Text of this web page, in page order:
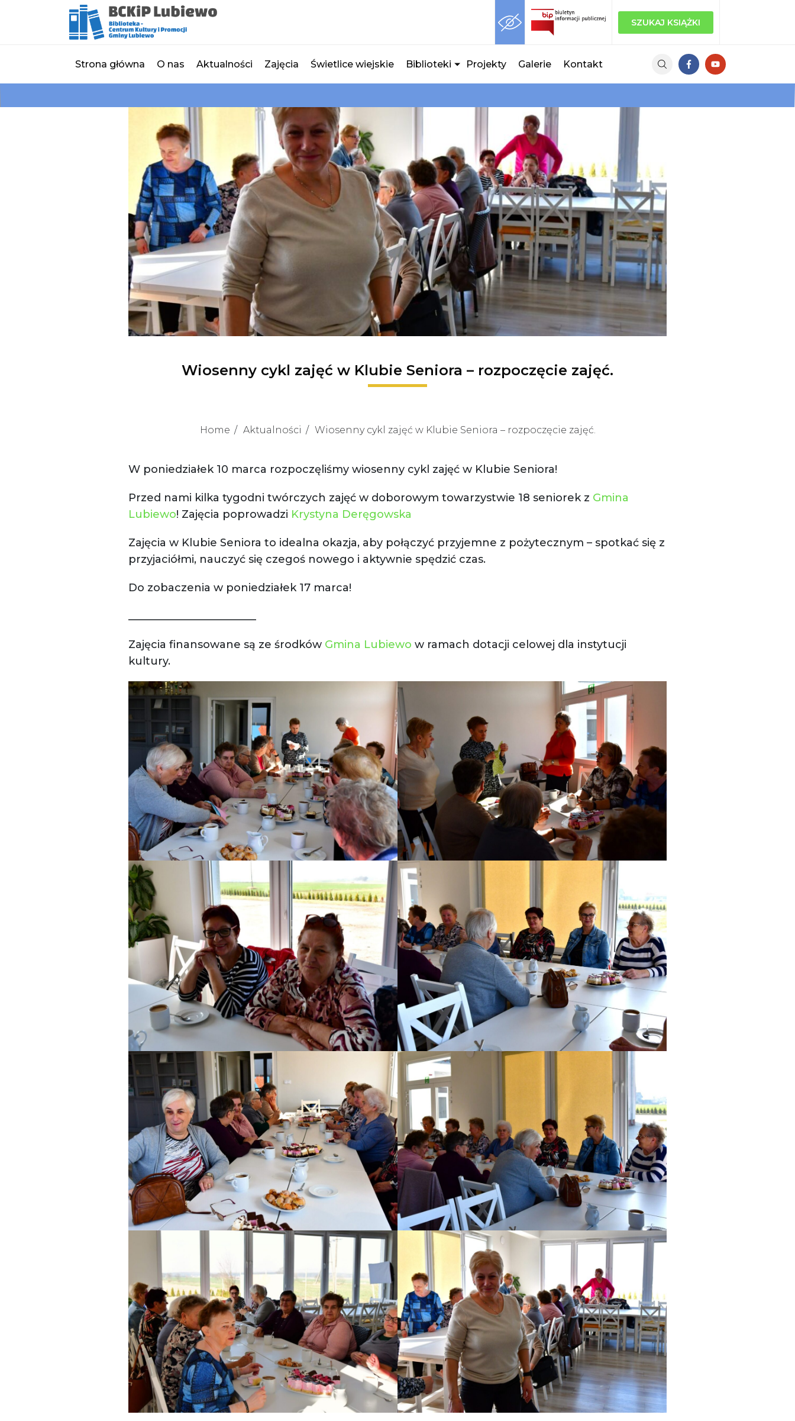
SZUKAJ KSIĄŻKI
Strona główna O nas Aktualności Zajęcia Świetlice wiejskie Biblioteki Projekty Galerie Kontakt
Wiosenny cykl zajęć w Klubie Seniora – rozpoczęcie zajęć.
Home Aktualności Wiosenny cykl zajęć w Klubie Seniora – rozpoczęcie zajęć.
W poniedziałek 10 marca rozpoczęliśmy wiosenny cykl zajęć w Klubie Seniora!
Przed nami kilka tygodni twórczych zajęć w doborowym towarzystwie 18 seniorek z Gmina
Lubiewo! Zajęcia poprowadzi Krystyna Deręgowska
Zajęcia w Klubie Seniora to idealna okazja, aby połączyć przyjemne z pożytecznym – spotkać się z
przyjaciółmi, nauczyć się czegoś nowego i aktywnie spędzić czas.
Do zobaczenia w poniedziałek 17 marca!
________________________
Zajęcia finansowane są ze środków Gmina Lubiewo w ramach dotacji celowej dla instytucji
kultury.